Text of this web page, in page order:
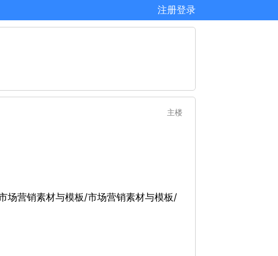
注册登录
主楼
场营销素材与模板/市场营销素材与模板/